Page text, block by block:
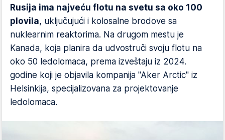
Rusija ima najveću flotu na svetu sa oko 100
plovila, uključujući i kolosalne brodove sa
nuklearnim reaktorima. Na drugom mestu je
Kanada, koja planira da udvostruči svoju flotu na
oko 50 ledolomaca, prema izveštaju iz 2024.
godine koji je objavila kompanija "Aker Arctic" iz
Helsinkija, specijalizovana za projektovanje
ledolomaca.